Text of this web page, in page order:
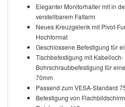
Eleganter Monitorhalter mit in
verstellbarem Faltarm
Neues Kreuzgelenk mit Pivot-
Hochformat
Geschlossene Befestigung für
Tischbefestigung mit Kabelloch-
Bohrschraubbefestigung für
70mm
Passend zum VESA-Standard
Befestigung von